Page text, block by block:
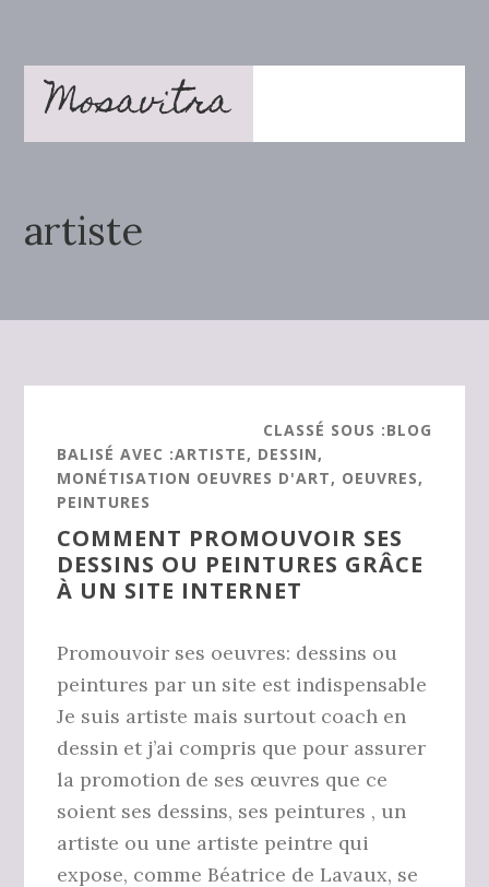
contenu
principal
barre
latérale
Mosavitra
artiste
CLASSÉ SOUS :BLOG
BALISÉ AVEC :ARTISTE, DESSIN,
MONÉTISATION OEUVRES D'ART, OEUVRES,
PEINTURES
COMMENT PROMOUVOIR SES
DESSINS OU PEINTURES GRÂCE
À UN SITE INTERNET
Promouvoir ses oeuvres: dessins ou
peintures par un site est indispensable
Je suis artiste mais surtout coach en
dessin et j’ai compris que pour assurer
la promotion de ses œuvres que ce
soient ses dessins, ses peintures , un
artiste ou une artiste peintre qui
expose, comme Béatrice de Lavaux, se